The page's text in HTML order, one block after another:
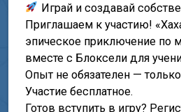
Играй и создавай
Приглашаем к участию!
эпическое приключение по
вместе с Блоксели для
Опыт не обязателен —
Участие бесплатное.
Готов вступить в игру?